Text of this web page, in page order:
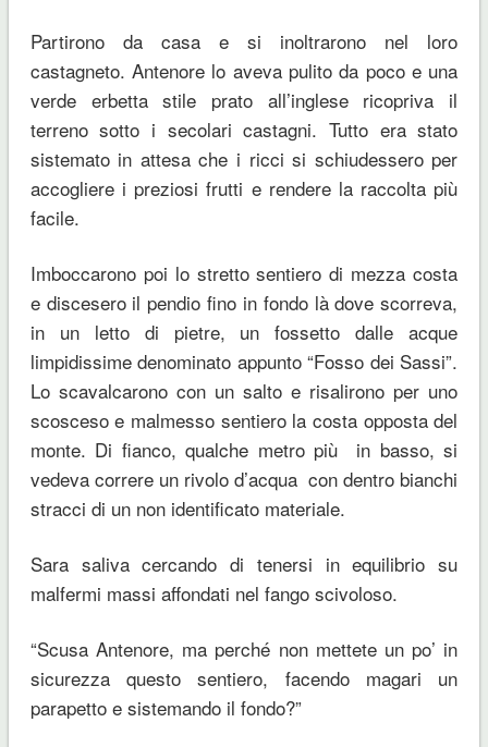
Partirono da casa e si inoltrarono nel loro
castagneto. Antenore lo aveva pulito da poco e una
verde erbetta stile prato all’inglese ricopriva il
terreno sotto i secolari castagni. Tutto era stato
sistemato in attesa che i ricci si schiudessero per
accogliere i preziosi frutti e rendere la raccolta più
facile.
Imboccarono poi lo stretto sentiero di mezza costa
e discesero il pendio fino in fondo là dove scorreva,
in un letto di pietre, un fossetto dalle acque
limpidissime denominato appunto “Fosso dei Sassi”.
Lo scavalcarono con un salto e risalirono per uno
scosceso e malmesso sentiero la costa opposta del
monte. Di fianco, qualche metro più in basso, si
vedeva correre un rivolo d’acqua con dentro bianchi
stracci di un non identificato materiale.
Sara saliva cercando di tenersi in equilibrio su
malfermi massi affondati nel fango scivoloso.
“Scusa Antenore, ma perché non mettete un po’ in
sicurezza questo sentiero, facendo magari un
parapetto e sistemando il fondo?”